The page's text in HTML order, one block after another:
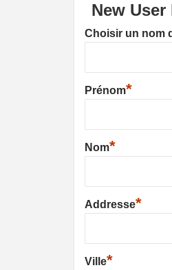
New
Choisir un nom
Prénom*
Nom*
Addresse*
Ville*